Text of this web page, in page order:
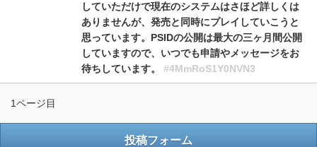
していただけで現在のシステムはさほど詳しくは
ありませんが、発売と同時にプレイしていこうと
思っています。PSIDの公開は最大の三ヶ月間公開
していますので、いつでも申請やメッセージをお
待ちしています。 #4MmRoS1Y0NVN3
1ページ目
投稿フォーム